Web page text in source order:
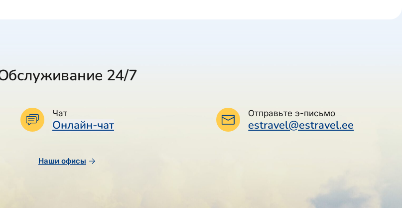
24/7
Чат
Онлайн-чат
Отправьте э-письмо
estravel@estravel.ee
Наши офисы